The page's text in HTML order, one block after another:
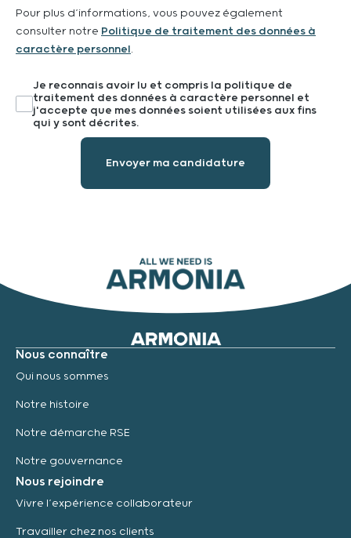
Pour plus d’informations, vous pouvez également
consulter notre Politique de traitement des données à
caractère personnel.
VALIDATION DE LA POLITIQUE DE TRAITEMENT DES DONNÉES
Je reconnais avoir lu et compris la politique de
traitement des données à caractère personnel et
j'accepte que mes données soient utilisées aux fins
qui y sont décrites.
Envoyer ma candidature
Nous connaître
Qui nous sommes
Notre histoire
Notre démarche RSE
Notre gouvernance
Nous rejoindre
Vivre l’expérience collaborateur
Travailler chez nos clients